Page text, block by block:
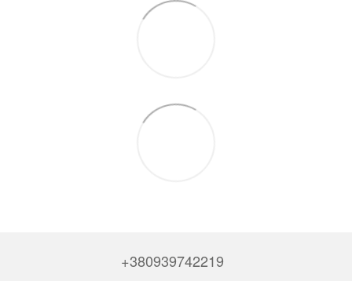
+380939742219